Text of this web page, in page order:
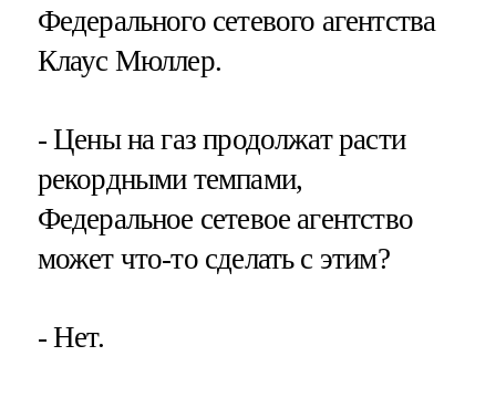
Федерального сетевого агентства
Клаус Мюллер.
- Цены на газ продолжат расти
рекордными темпами,
Федеральное сетевое агентство
может что-то сделать с этим?
- Нет.